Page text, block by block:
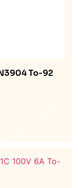
To-92